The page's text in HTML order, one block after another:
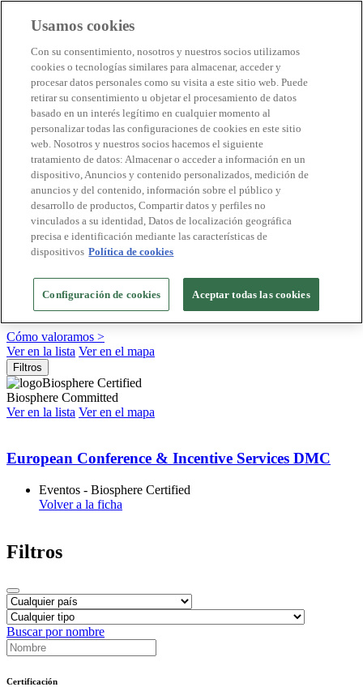
Empresas Biosphere
Cómo valoramos
Quienes somos
ES
English
Português
Français
Català
Deutsch
Türkçe
Construimos modelos sostenibles y certificamos las
buenas prácticas
+20 años promoviendo la cultura de la sostenibilidad, bajo los
principios y objetivos de Naciones Unidas
Cómo valoramos >
Ver en la lista Ver en el mapa
Filtros
Biosphere Certified
Biosphere Committed
Ver en la lista Ver en el mapa
European Conference & Incentive Services DMC
Eventos - Biosphere Certified
Volver a la ficha
Filtros
Buscar por nombre
Certificación
Usamos cookies
Con su consentimiento, nosotros y nuestros socios utilizamos
cookies o tecnologías similares para almacenar, acceder y
procesar datos personales como su visita a este sitio web. Puede
retirar su consentimiento u objetar el procesamiento de datos
basado en un interés legítimo en cualquier momento al
personalizar todas las configuraciones de cookies en este sitio
web. Nosotros y nuestros socios hacemos el siguiente
tratamiento de datos: Almacenar o acceder a información en un
dispositivo, Anuncios y contenido personalizados, medición de
anuncios y del contenido, información sobre el público y
desarrollo de productos, Compartir datos y perfiles no
vinculados a su identidad, Datos de localización geográfica
precisa e identificación mediante las características de
dispositivos Política de cookies
Configuración de cookies Aceptar todas las cookies